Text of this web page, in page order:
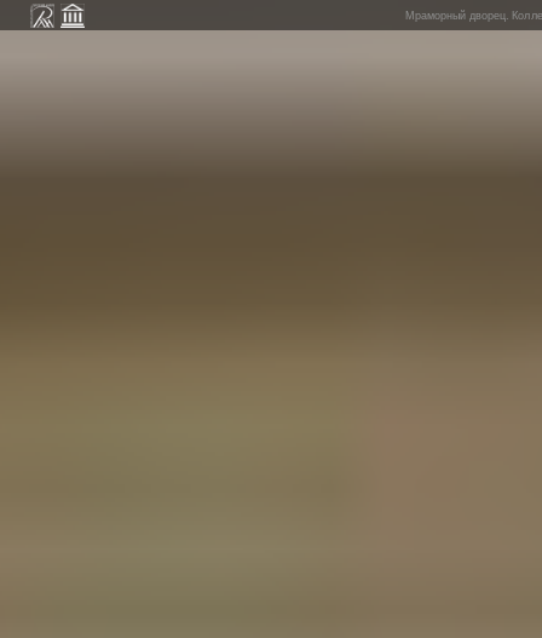
Мраморный дворец.